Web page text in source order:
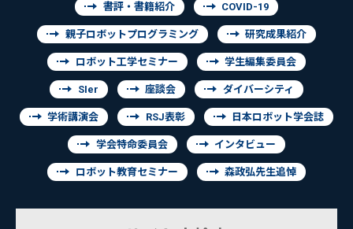
書評・書籍紹介 COVID-19
親子ロボットプログラミング 研究成果紹介
ロボット工学セミナー 学生編集委員会
SIer 座談会 ダイバーシティ
学術講演会 RSJ表彰 日本ロボット学会誌
学会特命委員会 インタビュー
ロボット教育セミナー 森政弘先生追悼